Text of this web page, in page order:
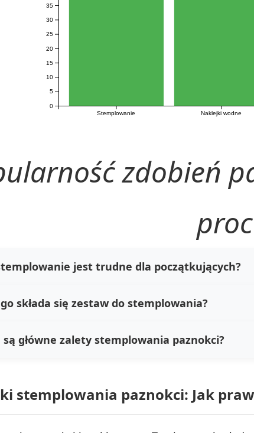
Stemplowanie Naklejki wodne
0
5
10
15
20
25
30
35
zdobień
jest trudne dla początkujących?
składa się zestaw do stemplowania?
są główne zalety stemplowania paznokci?
stemplowania paznokci: Jak